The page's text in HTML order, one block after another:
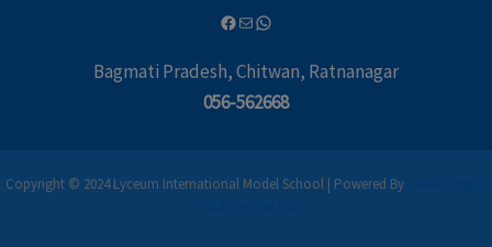
Bagmati Pradesh, Chitwan, Ratnanagar
056-562668
Copyright © 2024 Lyceum International Model School | Powered By